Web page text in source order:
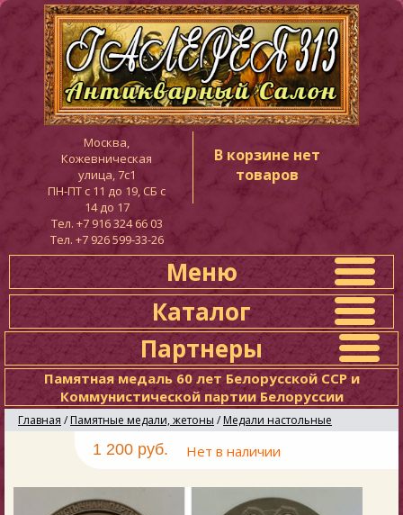
Москва,
Кожевническая
улица, 7с1
ПН-ПТ c 11 до 19, СБ с
14 до 17
Тел. +7 916 324 66 03
Тел. +7 926 599-33-26
В корзине нет
товаров
Меню
Каталог
Партнеры
Памятная медаль 60 лет Белорусской ССР и
Коммунистической партии Белоруссии
Главная / Памятные медали, жетоны / Медали настольные
1 200 руб. Нет в наличии